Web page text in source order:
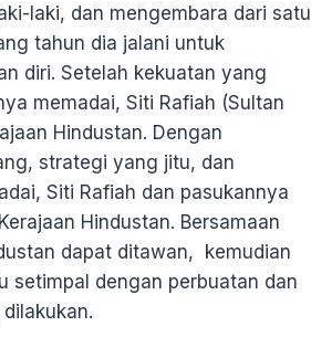
laki, dan mengembara dari satu
tahun dia jalani untuk
diri. Setelah kekuatan yang
memadai, Siti Rafiah (Sultan
Hindustan. Dengan
strategi yang jitu, dan
Siti Rafiah dan pasukannya
Hindustan. Bersamaan
dapat ditawan, kemudian
setimpal dengan perbuatan dan